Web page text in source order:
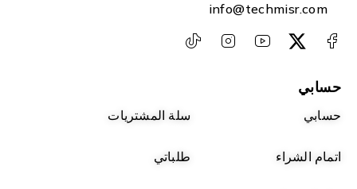
info@techmisr.com
حسابي
حسابي سلة المشتريات
اتمام الشراء طلباتي